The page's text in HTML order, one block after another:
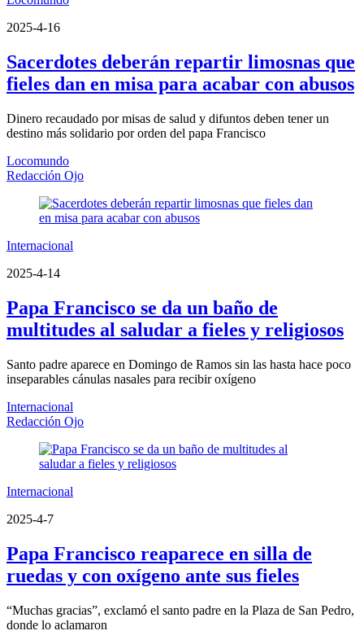
2025-4-16
Sacerdotes deberán repartir limosnas que
fieles dan en misa para acabar con abusos
Dinero recaudado por misas de salud y difuntos deben tener un
destino más solidario por orden del papa Francisco
Locomundo
Redacción Ojo
Internacional
2025-4-14
Papa Francisco se da un baño de
multitudes al saludar a fieles y religiosos
Santo padre aparece en Domingo de Ramos sin las hasta hace poco
inseparables cánulas nasales para recibir oxígeno
Internacional
Redacción Ojo
Internacional
2025-4-7
Papa Francisco reaparece en silla de
ruedas y con oxígeno ante sus fieles
“Muchas gracias”, exclamó el santo padre en la Plaza de San Pedro,
donde lo aclamaron